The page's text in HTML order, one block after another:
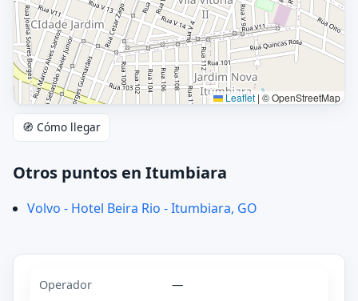
Leaflet | © OpenStreetMap
🧭 Cómo llegar
Otros puntos en Itumbiara
Volvo - Hotel Beira Rio - Itumbiara, GO
Operador —